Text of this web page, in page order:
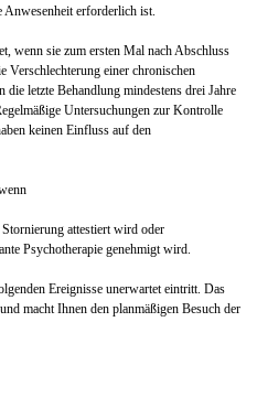
Anwesenheit erforderlich ist.
wenn sie zum ersten Mal nach Abschluss
Verschlechterung einer chronischen
letzte Behandlung mindestens drei Jahre
Untersuchungen zur Kontrolle
keinen Einfluss auf den
attestiert wird oder
Psychotherapie genehmigt wird.
Ereignisse unerwartet eintritt. Das
macht Ihnen den planmäßigen Besuch der